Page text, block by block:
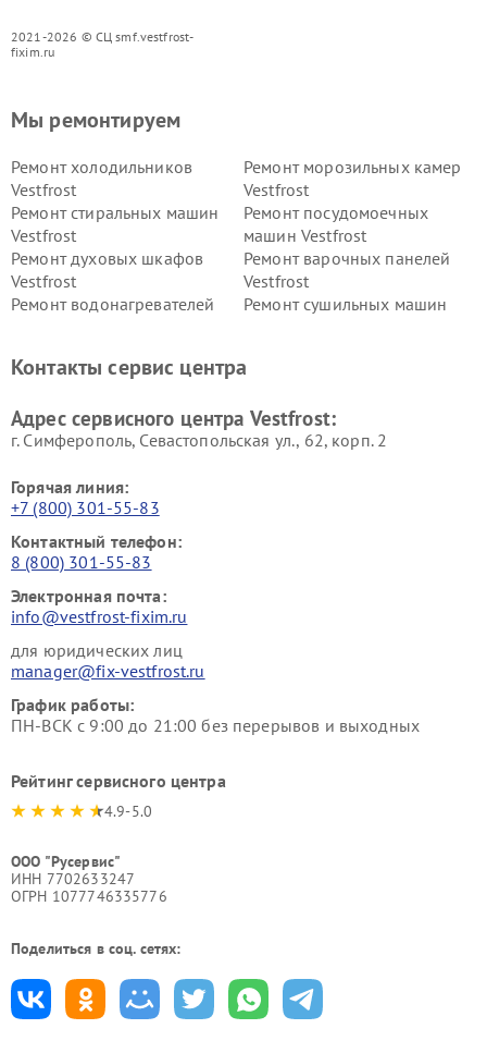
2021-2026 © СЦ smf.vestfrost-
fixim.ru
Мы ремонтируем
Ремонт холодильников
Vestfrost
Ремонт морозильных камер
Vestfrost
Ремонт стиральных машин
Vestfrost
Ремонт посудомоечных
машин Vestfrost
Ремонт духовых шкафов
Vestfrost
Ремонт варочных панелей
Vestfrost
Ремонт водонагревателей
Ремонт сушильных машин
Vestfrost
Контакты сервис центра
Адрес сервисного центра Vestfrost:
г. Симферополь, Севастопольская ул., 62, корп. 2
Горячая линия:
+7 (800) 301-55-83
Контактный телефон:
8 (800) 301-55-83
Электронная почта:
info@vestfrost-fixim.ru
для юридических лиц
manager@fix-vestfrost.ru
График работы:
ПН-ВСК с 9:00 до 21:00 без перерывов и выходных
Рейтинг сервисного центра
4.9-5.0
ООО "Русервис"
ИНН 7702633247
ОГРН 1077746335776
Поделиться в соц. сетях: